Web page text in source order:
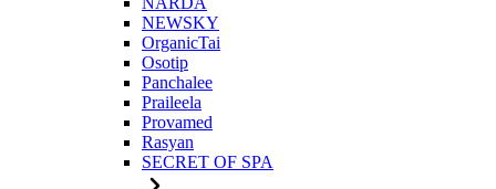
NEWSKY
OrganicTai
Osotip
Panchalee
Praileela
Provamed
Rasyan
SECRET OF SPA